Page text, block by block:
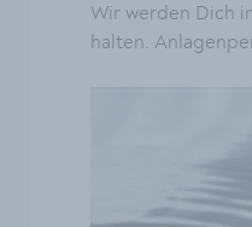
Wir werden Dich
halten.